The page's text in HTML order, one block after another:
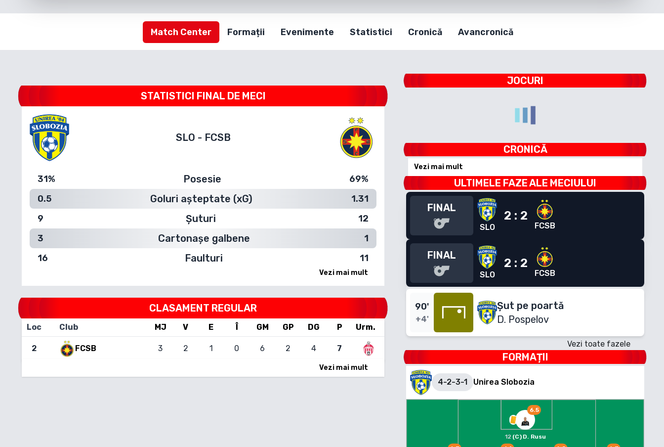
Match Center Formații Evenimente Statistici Cronică Avancronică
STATISTICI FINAL DE MECI
SLO - FCSB
31% Posesie
69%
0.5
Goluri așteptate (xG)
1.31
9
Șuturi
12
3
Cartonașe galbene
1
16
Faulturi 11
Vezi mai mult
CLASAMENT REGULAR
Loc Club MJ V E Î GM GP DG P Urm.
2 FCSB 3 2 1 0 6 2 4 7
Vezi mai mult
JOCURI
CRONICĂ
Vezi mai mult
ULTIMELE FAZE ALE MECIULUI
FINAL
SLO
2 : 2
FCSB
FINAL
SLO
2 : 2
FCSB
90'
+4'
Șut pe poartă
D. Pospelov
Vezi toate fazele
FORMAȚII
4-2-3-1 Unirea Slobozia
6.5
12 (C) D. Rusu